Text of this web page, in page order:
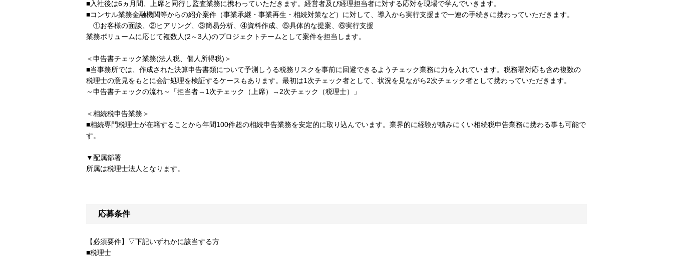
■入社後は6ヵ月間、上席と同行し監査業務に携わっていただきます。経営者及び経理担当者に対する応対を現場で学んでいきます。
■コンサル業務金融機関等からの紹介案件（事業承継・事業再生・相続対策など）に対して、導入から実行支援まで一連の手続きに携わっていただきます。
①お客様の面談、②ヒアリング、③簡易分析、④資料作成、⑤具体的な提案、⑥実行支援
業務ボリュームに応じて複数人(2～3人)のプロジェクトチームとして案件を担当します。
＜申告書チェック業務(法人税、個人所得税)＞
■当事務所では、作成された決算申告書類について予測しうる税務リスクを事前に回避できるようチェック業務に力を入れています。税務署対応も含め複数の
税理士の意見をもとに会計処理を検証するケースもあります。最初は1次チェック者として、状況を見ながら2次チェック者として携わっていただきます。
～申告書チェックの流れ～「担当者→1次チェック（上席）→2次チェック（税理士）」
＜相続税申告業務＞
■相続専門税理士が在籍することから年間100件超の相続申告業務を安定的に取り込んでいます。業界的に経験が積みにくい相続税申告業務に携わる事も可能で
す。
▼配属部署
所属は税理士法人となります。
応募条件
【必須要件】▽下記いずれかに該当する方
■税理士